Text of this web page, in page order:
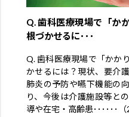
Q. 歯科医療現場で「か
根づかせるに･･･
Q. 歯科医療現場で「かか
かせるには？現状、要介
肺炎の予防や嚥下機能の
り、今後は介護施設等と
導や在宅・高齢患･･････（